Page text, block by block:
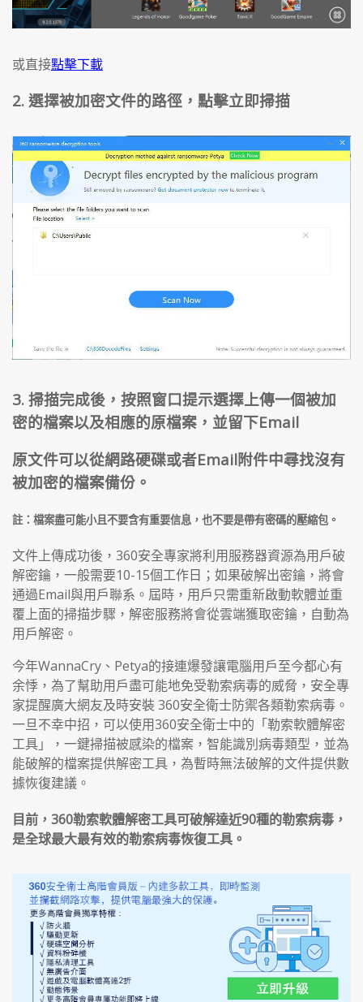
或直接點擊下載
2. 選擇被加密文件的路徑，點擊立即掃描
3. 掃描完成後，按照窗口提示選擇上傳一個被加
密的檔案以及相應的原檔案，並留下Email
原文件可以從網路硬碟或者Email附件中尋找沒有
被加密的檔案備份。
註：檔案盡可能小且不要含有重要信息，也不要是帶有密碼的壓縮包。
文件上傳成功後，360安全專家將利用服務器資源為用戶破
解密鑰，一般需要10-15個工作日；如果破解出密鑰，將會
通過Email與用戶聯系。屆時，用戶只需重新啟動軟體並重
覆上面的掃描步驟，解密服務將會從雲端獲取密鑰，自動為
用戶解密。
今年WannaCry、Petya的接連爆發讓電腦用戶至今都心有
余悸，為了幫助用戶盡可能地免受勒索病毒的威脅，安全專
家提醒廣大網友及時安裝 360安全衛士防禦各類勒索病毒。
一旦不幸中招，可以使用360安全衛士中的「勒索軟體解密
工具」，一鍵掃描被感染的檔案，智能識別病毒類型，並為
能破解的檔案提供解密工具，為暫時無法破解的文件提供數
據恢復建議。
目前，360勒索軟體解密工具可破解達近90種的勒索病毒，
是全球最大最有效的勒索病毒恢復工具。